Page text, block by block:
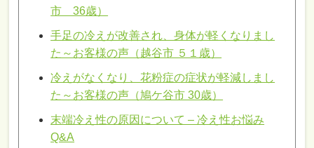
市 36歳）
手足の冷えが改善され、身体が軽くなりまし
た～お客様の声（越谷市 ５１歳）
冷えがなくなり、花粉症の症状が軽減しまし
た～お客様の声（鳩ケ谷市 30歳）
末端冷え性の原因について – 冷え性お悩み
Q&A